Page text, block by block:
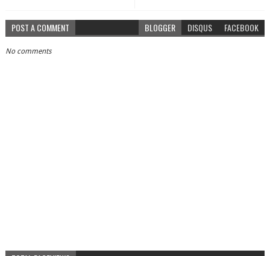
POST A COMMENT BLOGGER DISQUS FACEBOOK
No comments